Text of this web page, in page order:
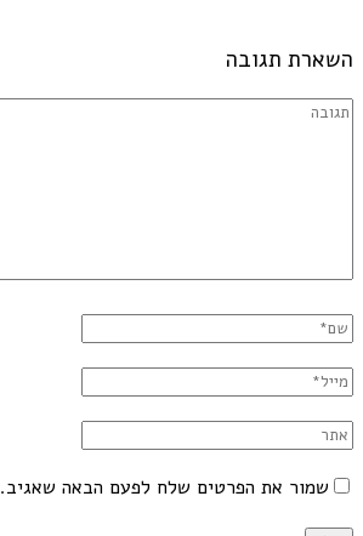
השארת תגובה
שמור את הפרטים שלח לפעם הבאה שאגיב.